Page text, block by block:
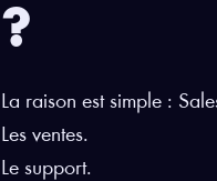
?
La raison est simple :
Les ventes.
Le support.